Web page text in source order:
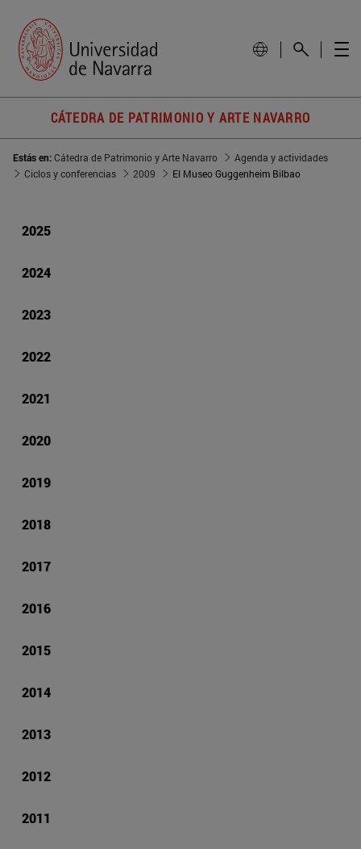
CÁTEDRA DE PATRIMONIO Y ARTE NAVARRO
Estás en:Cátedra de Patrimonio y Arte Navarro
Agenda y actividades
Ciclos y conferencias
2009 El Museo Guggenheim Bilbao
2025
2024
2023
2022
2021
2020
2019
2018
2017
2016
2015
2014
2013
2012
2011